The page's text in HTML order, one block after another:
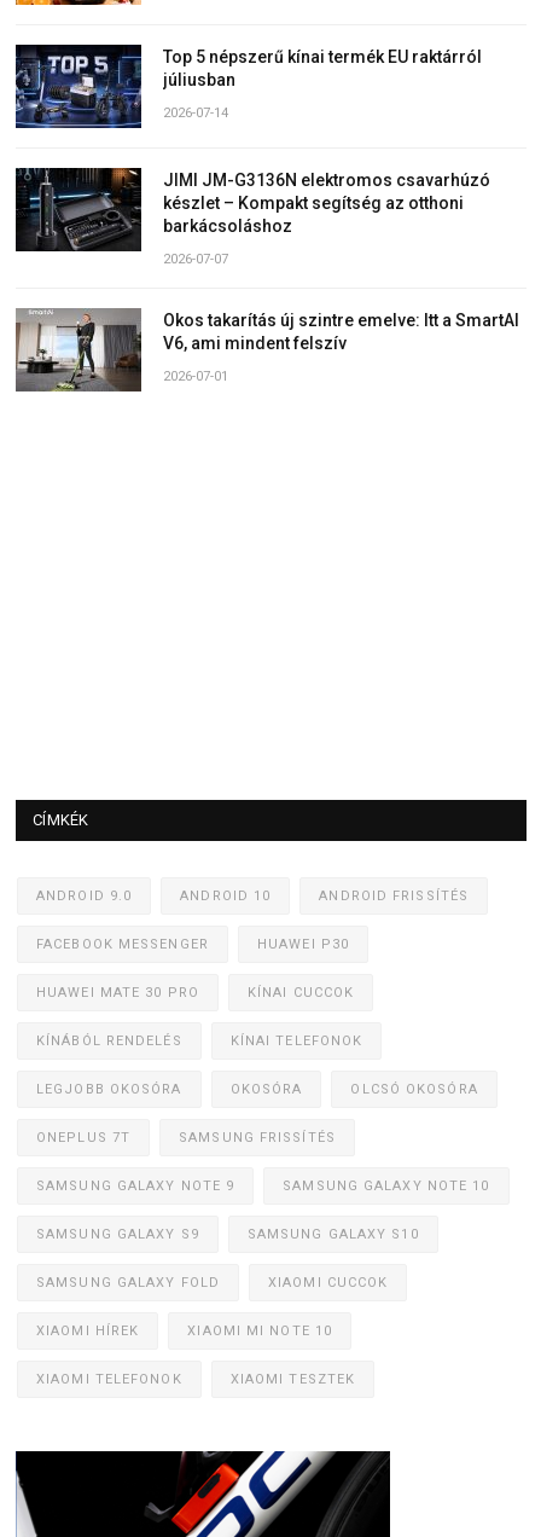
Top 5 népszerű kínai termék EU raktárról
júliusban
2026-07-14
JIMI JM-G3136N elektromos csavarhúzó
készlet – Kompakt segítség az otthoni
barkácsoláshoz
2026-07-07
Okos takarítás új szintre emelve: Itt a SmartAI
V6, ami mindent felszív
2026-07-01
CÍMKÉK
ANDROID 9.0 ANDROID 10 ANDROID FRISSÍTÉS
FACEBOOK MESSENGER HUAWEI P30
HUAWEI MATE 30 PRO KÍNAI CUCCOK
KÍNÁBÓL RENDELÉS KÍNAI TELEFONOK
LEGJOBB OKOSÓRA OKOSÓRA OLCSÓ OKOSÓRA
ONEPLUS 7T SAMSUNG FRISSÍTÉS
SAMSUNG GALAXY NOTE 9 SAMSUNG GALAXY NOTE 10
SAMSUNG GALAXY S9 SAMSUNG GALAXY S10
SAMSUNG GALAXY FOLD XIAOMI CUCCOK
XIAOMI HÍREK XIAOMI MI NOTE 10
XIAOMI TELEFONOK XIAOMI TESZTEK